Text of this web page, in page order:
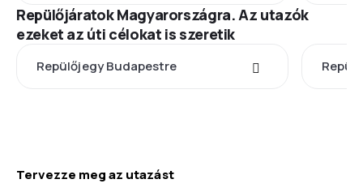
Repülőjáratok Magyarországra. Az utazók
ezeket az úti célokat is szeretik
Repülőjegy Budapestre
Tervezze meg az utazást